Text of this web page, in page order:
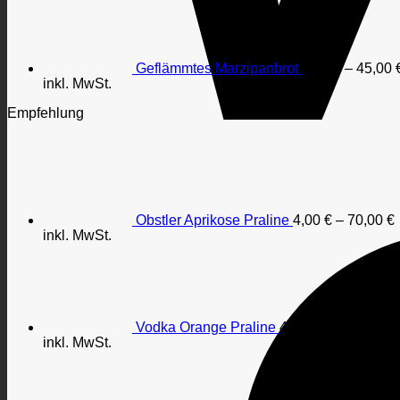
Geflämmtes Marzipanbrot €– 45,00
inkl. MwSt.
Empfehlung
Obstler Aprikose Praline 4,00 € – 70,00 €
inkl. MwSt.
Vodka Orange Praline 4,00
inkl. MwSt.